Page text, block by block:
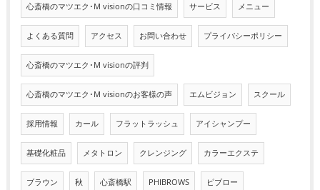
心斎橋のマツエク･M visionの口コミ情報 サービス メニュー
よくある質問 アクセス お問い合わせ プライバシーポリシー
心斎橋のマツエク･M visionの評判
心斎橋のマツエク･M visionのお客様の声 エムビジョン スクール
採用情報 カール フラットラッシュ アイシャンプー
基礎化粧品 メタトロン クレンジング カラーエクステ
ブラウン 秋 心斎橋駅 PHIBROWS ピブロー